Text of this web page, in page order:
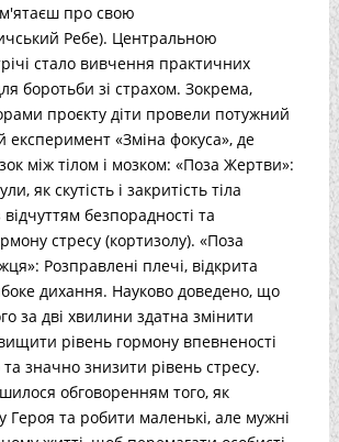
про свою
Ребе). Центральною
стало вивчення практичних
боротьби зі страхом. Зокрема,
проєкту діти провели потужний
експеримент «Зміна фокуса», де
між тілом і мозком: «Поза Жертви»:
як скутість і закритість тіла
безпорадності та
стресу (кортизолу). «Поза
Розправлені плечі, відкрита
дихання. Науково доведено, що
за дві хвилини здатна змінити
рівень гормону впевненості
та значно знизити рівень стресу.
обговоренням того, як
Героя та робити маленькі, але мужні